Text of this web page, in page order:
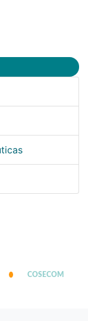
COSECOM